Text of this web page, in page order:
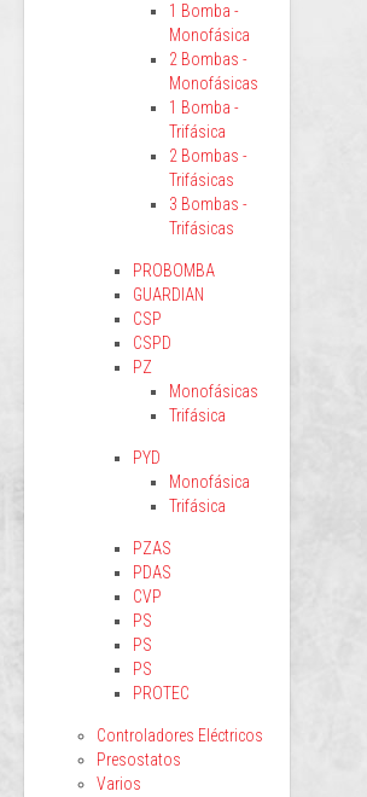
1 Bomba -
Monofásica
2 Bombas -
Monofásicas
1 Bomba -
Trifásica
2 Bombas -
Trifásicas
3 Bombas -
Trifásicas
PROBOMBA
GUARDIAN
CSP
CSPD
PZ
Monofásicas
Trifásica
PYD
Monofásica
Trifásica
PZAS
PDAS
CVP
PS
PS
PS
PROTEC
Controladores Eléctricos
Presostatos
Varios